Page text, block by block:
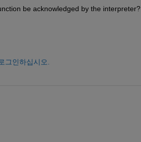
be acknowledged by the interpreter?
그인하십시오.